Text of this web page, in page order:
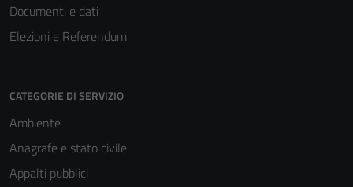
Documenti e dati
Elezioni e Referendum
CATEGORIE DI SERVIZIO
Ambiente
Anagrafe e stato civile
Appalti pubblici